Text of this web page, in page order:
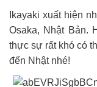
Ikayaki xuất hiện
Osaka, Nhật Bản.
thực sự rất khó có
đến Nhật nhé!